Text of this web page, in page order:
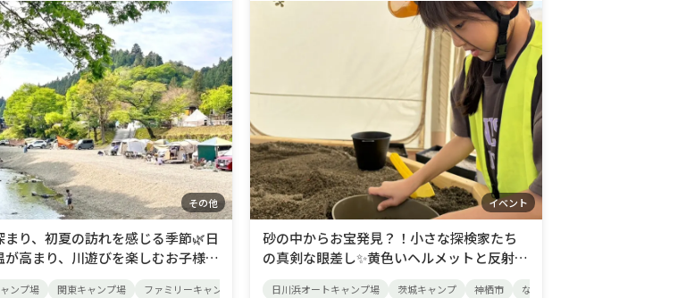
ープキャンプ 関西キャンプ場 京都キャンプ場 子連れキャンプ 犬連れキャンプ
その他
まり、初夏の訪れを感じる季節🌿日
が高まり、川遊びを楽しむお子様の
ンプ場 関東キャンプ場 ファミリーキャンプ 子連れキャンプ キャンプ初心者 川遊びキャンプ 釣りキャンプ
イベント
砂の中からお宝発見？！小さな探検家たち
の真剣な眼差し✨黄色いヘルメットと反射ベ
日川浜オートキャンプ場 茨城キャンプ 神栖市 なっぷ